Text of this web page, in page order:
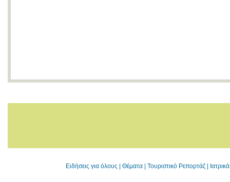
Ειδήσεις για όλους |Θέματα |Τουριστικό Ρεπορτάζ